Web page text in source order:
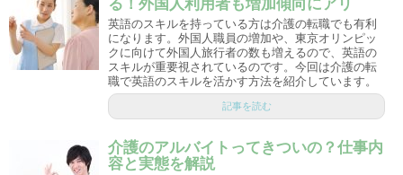
る！外国人利用者も増加傾向にアリ
英語のスキルを持っている方は介護の転職でも有利
になります。外国人職員の増加や、東京オリンピッ
クに向けて外国人旅行者の数も増えるので、英語の
スキルが重要視されているのです。今回は介護の転
職で英語のスキルを活かす方法を紹介しています。
記事を読む
介護のアルバイトってきついの？仕事内
容と実態を解説